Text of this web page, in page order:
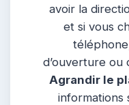
avoir la
et si vous
d’ouverture
Agrandir le
informations